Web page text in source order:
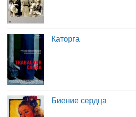
Каторга
Биение сердца